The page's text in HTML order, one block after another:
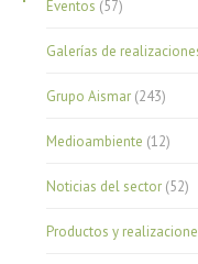
Eventos (57)
Galerías de
Grupo Aismar (243)
Medioambiente (12)
Noticias del sector (52)
Productos y